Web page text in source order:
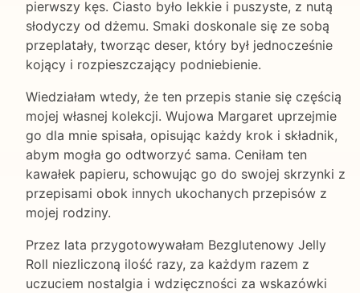
pierwszy kęs. Ciasto było lekkie i puszyste, z nutą
słodyczy od dżemu. Smaki doskonale się ze sobą
przeplatały, tworząc deser, który był jednocześnie
kojący i rozpieszczający podniebienie.
Wiedziałam wtedy, że ten przepis stanie się częścią
mojej własnej kolekcji. Wujowa Margaret uprzejmie
go dla mnie spisała, opisując każdy krok i składnik,
abym mogła go odtworzyć sama. Ceniłam ten
kawałek papieru, schowując go do swojej skrzynki z
przepisami obok innych ukochanych przepisów z
mojej rodziny.
Przez lata przygotowywałam Bezglutenowy Jelly
Roll niezliczoną ilość razy, za każdym razem z
uczuciem nostalgia i wdzięczności za wskazówki